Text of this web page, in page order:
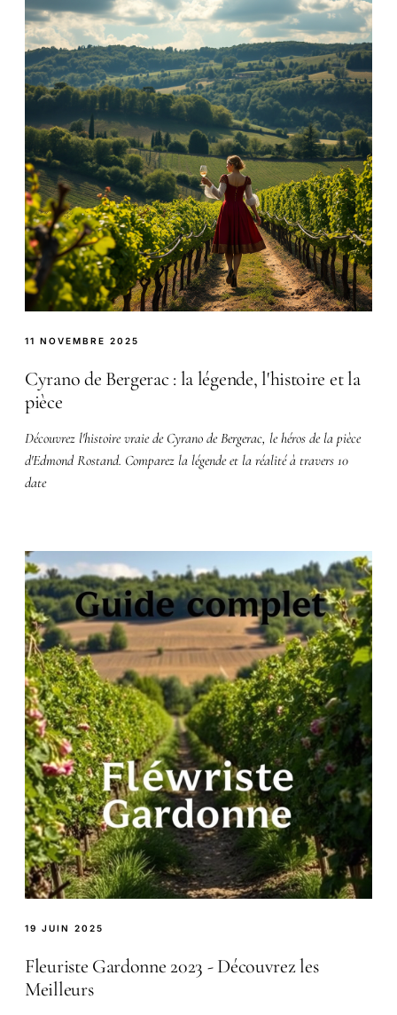
11 NOVEMBRE 2025
Cyrano de Bergerac : la légende, l'histoire et la
pièce
Découvrez l'histoire vraie de Cyrano de Bergerac, le héros de la pièce
d'Edmond Rostand. Comparez la légende et la réalité à travers 10
date
19 JUIN 2025
Fleuriste Gardonne 2023 - Découvrez les
Meilleurs